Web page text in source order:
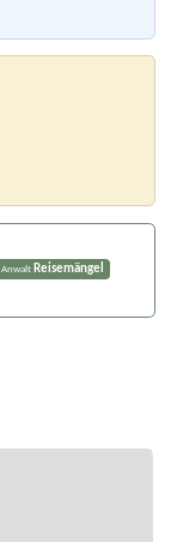
Anwalt Reisemängel